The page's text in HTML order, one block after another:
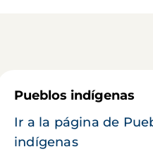
Pueblos indígenas
Ir a la página de
indígenas